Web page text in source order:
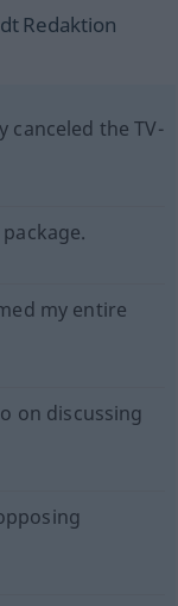
Redaktion
canceled the TV-
my entire
on discussing